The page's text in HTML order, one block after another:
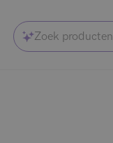
Zoek producten